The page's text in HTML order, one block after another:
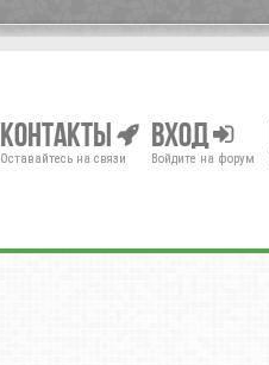
Контакты
Оставайтесь на связи
Вход
Войдите на форум